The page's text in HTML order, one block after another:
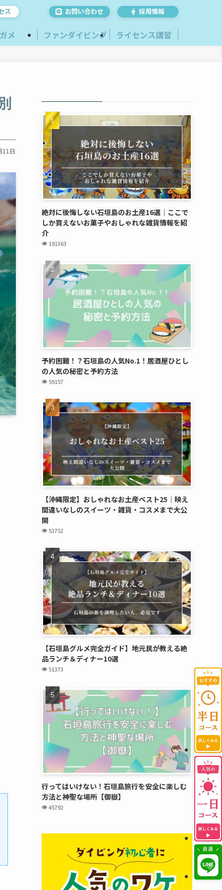
ス お問い合わせ 採用情報
メ ファンダイビング ライセンス講習
11日
絶対に後悔しない石垣島のお土産16選｜ここで
しか買えないお菓子やおしゃれな雑貨情報を紹
介
191363
予約困難！？石垣島の人気No.1！居酒屋ひとし
の人気の秘密と予約方法
59157
【沖縄限定】おしゃれなお土産ベスト25｜映え
間違いなしのスイーツ・雑貨・コスメまで大公
開
53752
【石垣島グルメ完全ガイド】地元民が教える絶
品ランチ＆ディナー10選
51373
行ってはいけない！石垣島旅行を安全に楽しむ
方法と神聖な場所【御嶽】
45792